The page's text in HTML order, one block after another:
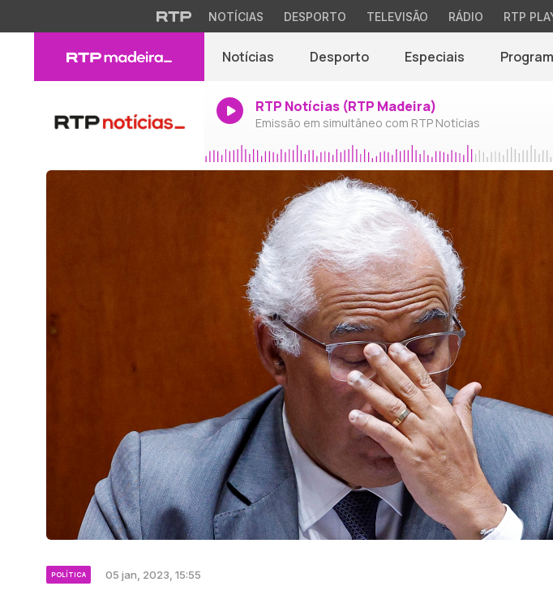
NOTÍCIAS DESPORTO TELEVISÃO RÁDIO RTP
Notícias Desporto Especiais
RTP Notícias (RTP Madeira)
Emissão em simultâneo com RTP Notícias
POLÍTICA 05 jan, 2023, 15:55